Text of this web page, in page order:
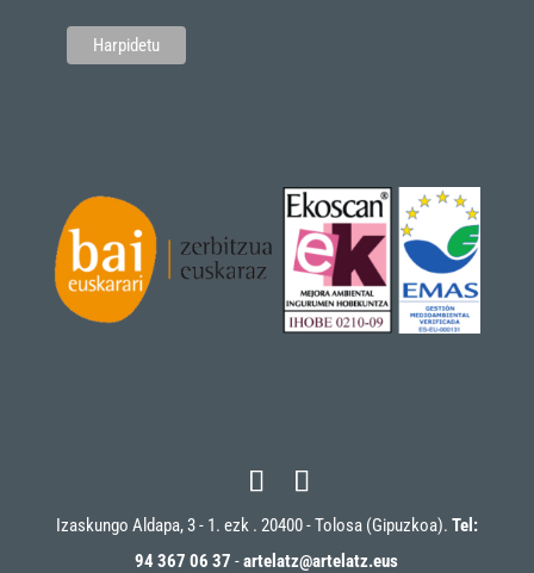
Izaskungo Aldapa, 3 - 1. ezk . 20400 - Tolosa (Gipuzkoa). Tel:
94 367 06 37 -artelatz@artelatz.eus